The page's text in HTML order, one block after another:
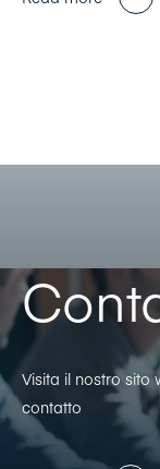
Visita il nostro sito
contatto